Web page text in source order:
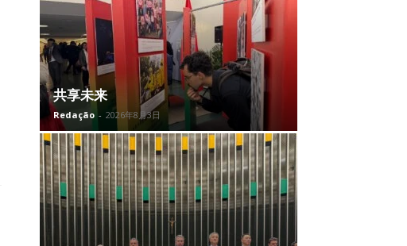
共享未来
Redação - 2026年8月3日